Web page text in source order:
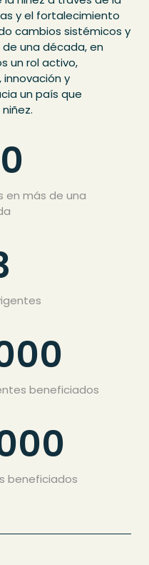
y el fortalecimiento
cambios sistémicos y
una década, en
un rol activo,
y
un país que
en más de una
beneficiados
beneficiados